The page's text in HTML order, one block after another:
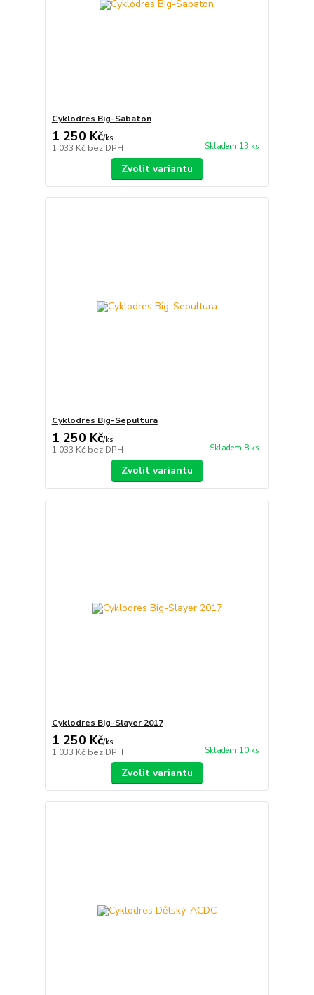
Cyklodres Big-Sabaton
1 250 Kč/ks
1 033 Kč bez DPH Skladem 13 ks
Zvolit variantu
Cyklodres Big-Sepultura
1 250 Kč/ks
1 033 Kč bez DPH Skladem 8 ks
Zvolit variantu
Cyklodres Big-Slayer 2017
1 250 Kč/ks
1 033 Kč bez DPH Skladem 10 ks
Zvolit variantu